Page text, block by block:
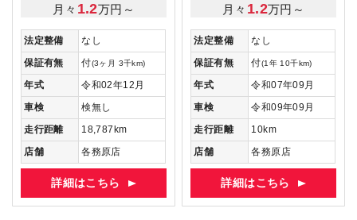
月々 1.2万円～
法定整備
なし
保証有無
付(3ヶ月 3千km)
年式
令和02年12月
車検
検無し
走行距離
18,787km
店舗
各務原店
詳細はこちら
月々 1.2万円～
法定整備
なし
保証有無
付(1年 10千km)
年式
令和07年09月
車検
令和09年09月
走行距離
10km
店舗
各務原店
詳細はこちら